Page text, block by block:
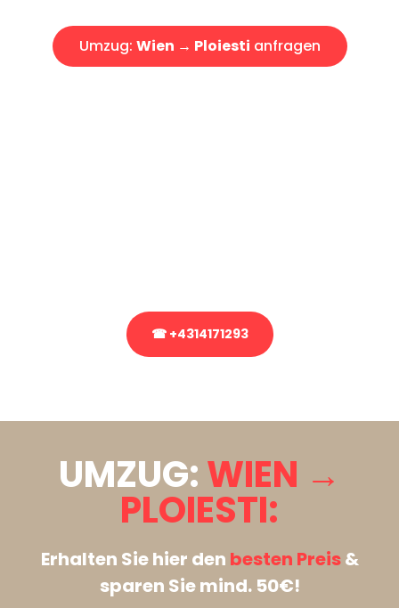
Umzug: Wien → Ploiesti anfragen
☎ +4314171293
UMZUG:WIEN →
PLOIESTI:
Erhalten Sie hier den besten Preis&
sparen Sie mind. 50€!